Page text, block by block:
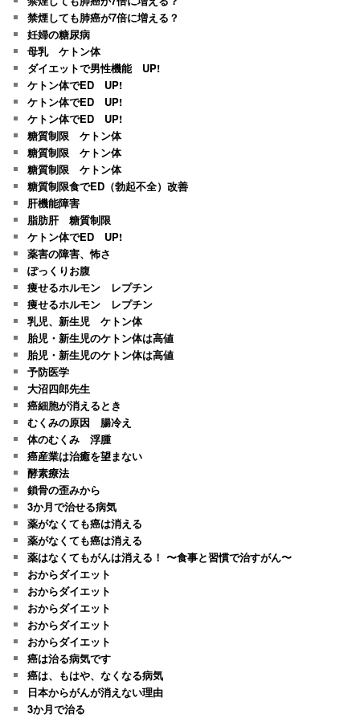
禁煙しても肺癌が7倍に増える？
妊婦の糖尿病
母乳 ケトン体
ダイエットで男性機能 UP!
ケトン体でED UP!
ケトン体でED UP!
ケトン体でED UP!
糖質制限 ケトン体
糖質制限 ケトン体
糖質制限 ケトン体
糖質制限食でED（勃起不全）改善
肝機能障害
脂肪肝 糖質制限
ケトン体でED UP!
薬害の障害、怖さ
ぽっくりお腹
痩せるホルモン レプチン
痩せるホルモン レプチン
乳児、新生児 ケトン体
胎児・新生児のケトン体は高値
胎児・新生児のケトン体は高値
予防医学
大沼四郎先生
癌細胞が消えるとき
むくみの原因 腸冷え
体のむくみ 浮腫
癌産業は治癒を望まない
酵素療法
鎖骨の歪みから
3か月で治せる病気
薬がなくても癌は消える
薬がなくても癌は消える
薬はなくてもがんは消える！ 〜食事と習慣で治すがん〜
おからダイエット
おからダイエット
おからダイエット
おからダイエット
おからダイエット
癌は治る病気です
癌は、もはや、なくなる病気
日本からがんが消えない理由
3か月で治る